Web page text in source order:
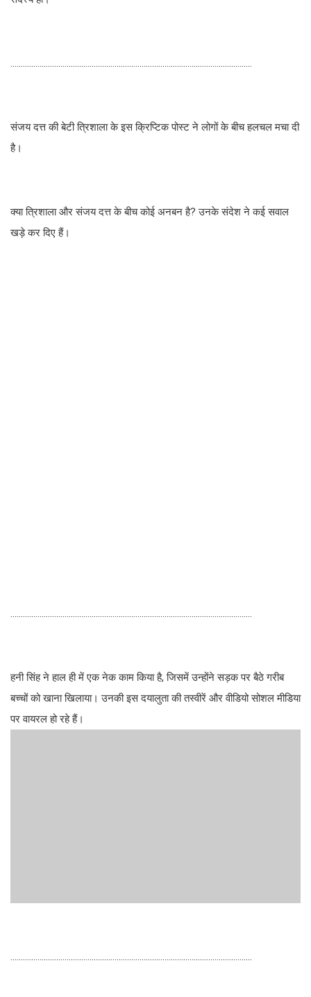
....................................................................................................................
संजय दत्त की बेटी त्रिशाला के इस क्रिप्टिक पोस्ट ने लोगों के बीच हलचल मचा दी
है।
क्या त्रिशाला और संजय दत्त के बीच कोई अनबन है? उनके संदेश ने कई सवाल
खड़े कर दिए हैं।
....................................................................................................................
हनी सिंह ने हाल ही में एक नेक काम किया है, जिसमें उन्होंने सड़क पर बैठे गरीब
बच्चों को खाना खिलाया। उनकी इस दयालुता की तस्वीरें और वीडियो सोशल मीडिया
पर वायरल हो रहे हैं।
....................................................................................................................